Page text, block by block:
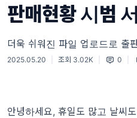
판매현황 시범
더욱 쉬워진 파일 업로드로 출
2025.05.20 조회 3.02K 0
안녕하세요, 휴일도 많고 날씨